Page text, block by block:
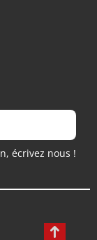
écrivez nous !